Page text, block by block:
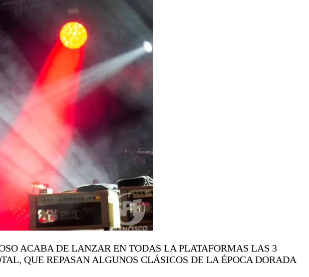
ACABA DE LANZAR EN TODAS LA PLATAFORMAS LAS 3
QUE REPASAN ALGUNOS CLÁSICOS DE LA ÉPOCA DORADA